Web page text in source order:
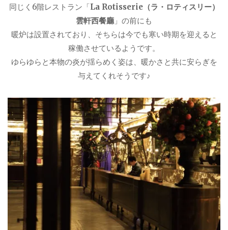
同じく6階レストラン「La Rotisserie（ラ・ロティスリー）
雲軒西餐廳」の前にも
暖炉は設置されており、そちらは今でも寒い時期を迎えると
稼働させているようです。
ゆらゆらと本物の炎が揺らめく姿は、暖かさと共に安らぎを
与えてくれそうです♪